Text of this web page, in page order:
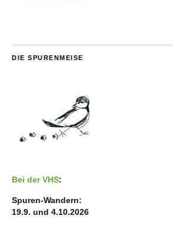
DIE SPURENMEISE
Bei der VHS:
Spuren-Wandern:
19.9. und 4.10.2026